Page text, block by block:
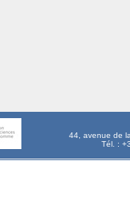
44, avenue de
Tél. :